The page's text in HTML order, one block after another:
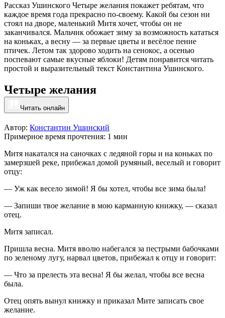
Рассказ Ушинского Четыре желания покажет ребятам, что
каждое время года прекрасно по-своему. Какой бы сезон ни
стоял на дворе, маленький Митя хочет, чтобы он не
заканчивался. Мальчик обожает зиму за возможность кататься
на коньках, а весну — за первые цветы и весёлое пение
птичек. Летом так здорово ходить на сенокос, а осенью
поспевают самые вкусные яблоки! Детям понравится читать
простой и выразительный текст Константина Ушинского.
Четыре желания
Читать онлайн
Автор: Константин Ушинский
Примерное время прочтения: 1 мин
Митя накатался на саночках с ледяной горы и на коньках по
замерзшей реке, прибежал домой румяный, веселый и говорит
отцу:
— Уж как весело зимой! Я бы хотел, чтобы все зима была!
— Запиши твое желание в мою карманную книжку, — сказал
отец.
Митя записал.
Пришла весна. Митя вволю набегался за пестрыми бабочками
по зеленому лугу, нарвал цветов, прибежал к отцу и говорит:
— Что за прелесть эта весна! Я бы желал, чтобы все весна
была.
Отец опять вынул книжку и приказал Мите записать свое
желание.